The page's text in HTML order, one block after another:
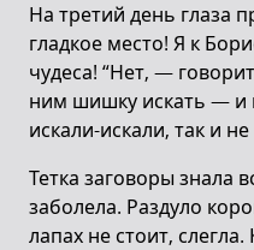
На третий день глаза
гладкое место! Я к
чудеса! “Нет, —
ним шишку искать — и
искали-искали, так и
Тетка заговоры знала
заболела. Раздуло
лапах не стоит,